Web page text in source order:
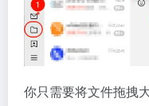
你只需要将文件拖拽